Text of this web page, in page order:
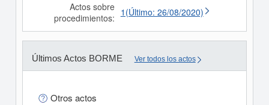
Actos sobre
procedimientos: 1(Último: 26/08/2020)
Últimos Actos BORME Ver todos los actos
Otros actos